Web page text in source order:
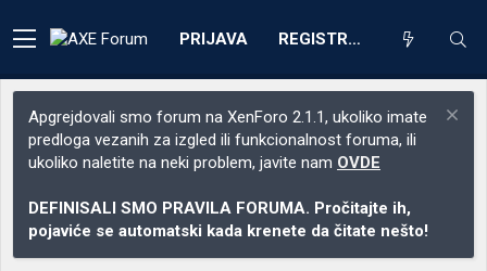
PRIJAVA REGISTRACIJA
Apgrejdovali smo forum na XenForo 2.1.1, ukoliko imate
predloga vezanih za izgled ili funkcionalnost foruma, ili
ukoliko naletite na neki problem, javite nam OVDE
DEFINISALI SMO PRAVILA FORUMA. Pročitajte ih,
pojaviće se automatski kada krenete da čitate nešto!